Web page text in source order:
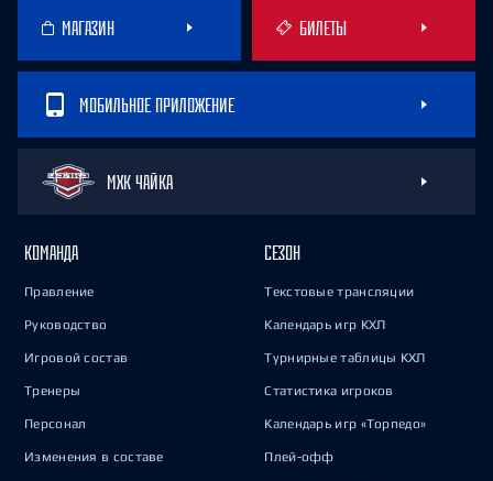
МАГАЗИН БИЛЕТЫ
МОБИЛЬНОЕ ПРИЛОЖЕНИЕ
МХК ЧАЙКА
КОМАНДА
Правление
Руководство
Игровой состав
Тренеры
Персонал
Изменения в составе
СЕЗОН
Текстовые трансляции
Календарь игр КХЛ
Турнирные таблицы КХЛ
Статистика игроков
Календарь игр «Торпедо»
Плей-офф